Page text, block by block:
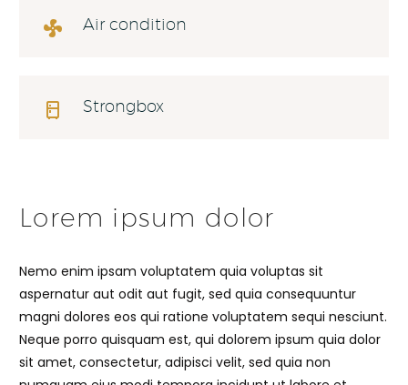
 Air condition
 Strongbox
Lorem ipsum dolor
Nemo enim ipsam voluptatem quia voluptas sit
aspernatur aut odit aut fugit, sed quia consequuntur
magni dolores eos qui ratione voluptatem sequi nesciunt.
Neque porro quisquam est, qui dolorem ipsum quia dolor
sit amet, consectetur, adipisci velit, sed quia non